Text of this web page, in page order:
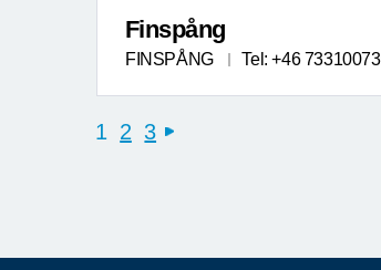
Finspång
FINSPÅNG Tel: +46
1 2 3 next